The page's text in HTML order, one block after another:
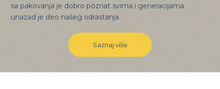
sa pakovanja je dobro poznat svima i generacijama
unazad je deo našeg odrastanja.
Saznaj više